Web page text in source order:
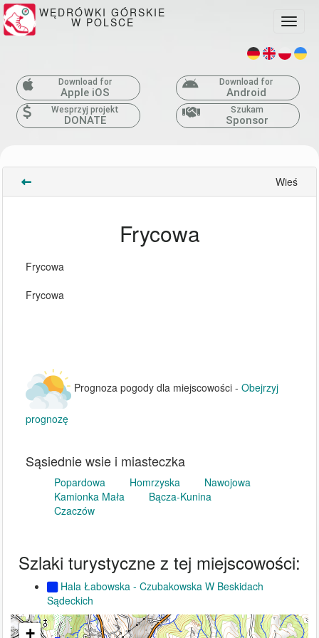
WĘDRÓWKI GÓRSKIE
W POLSCE
Download for
Apple iOS
Download for
Android
Wesprzyj projekt
DONATE
Szukam
Sponsor
Wieś
Frycowa
Frycowa
Frycowa
Prognoza pogody dla miejscowości - Obejrzyj
prognozę
Sąsiednie wsie i miasteczka
Popardowa Homrzyska
Nawojowa
Kamionka Mała
Bącza-Kunina
Czaczów
Szlaki turystyczne z tej miejscowości:
Hala Łabowska - Czubakowska W Beskidach
Sądeckich
+